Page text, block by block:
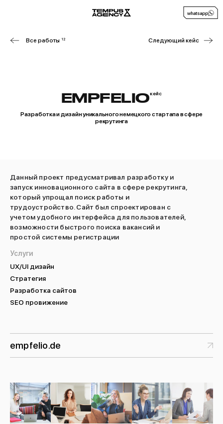
whatsapp
Все работы 12 Следующий кейс
EMPFELIOкейс
Разработка и дизайн уникального немецкого стартапа в сфере
рекрутинга
Данный проект предусматривал разработку и
запуск инновационного сайта в сфере рекрутинга,
который упрощал поиск работы и
трудоустройство. Сайт был спроектирован с
учетом удобного интерфейса для пользователей,
возможности быстрого поиска вакансий и
простой системы регистрации
empfelio.de
Услуги
UX/UI дизайн
Cтратегия
Разработка сайтов
SEO провижение